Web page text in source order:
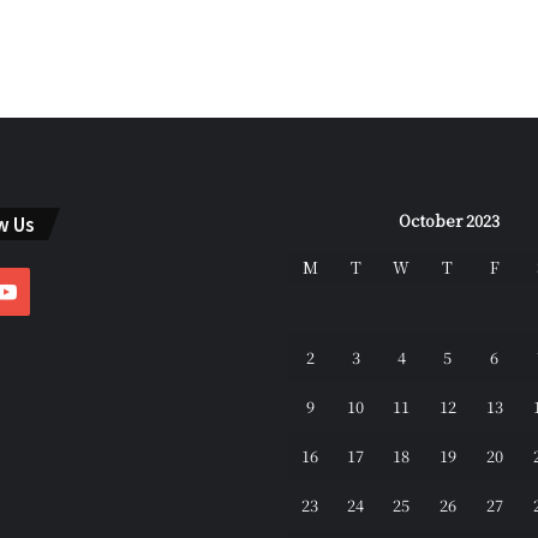
Us October 2023
M T W T F
2 3 4 5 6
9 10 11 12 13
16 17 18 19 20
23 24 25 26 27